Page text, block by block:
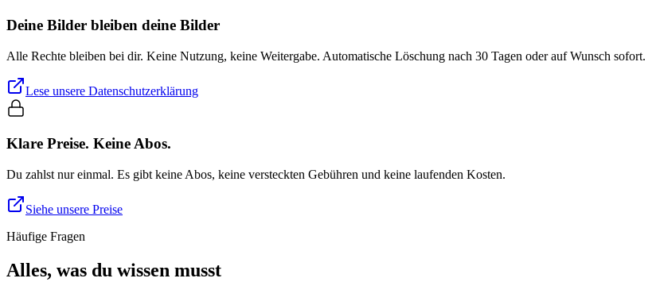
Deine Bilder bleiben deine Bilder
Alle Rechte bleiben bei dir. Keine Nutzung, keine Weitergabe. Automatische Löschung nach 30 Tagen oder auf Wunsch sofort.
Lese unsere Datenschutzerklärung
Klare Preise. Keine Abos.
Du zahlst nur einmal. Es gibt keine Abos, keine versteckten Gebühren und keine laufenden Kosten.
Siehe unsere Preise
Häufige Fragen
Alles, was du wissen musst